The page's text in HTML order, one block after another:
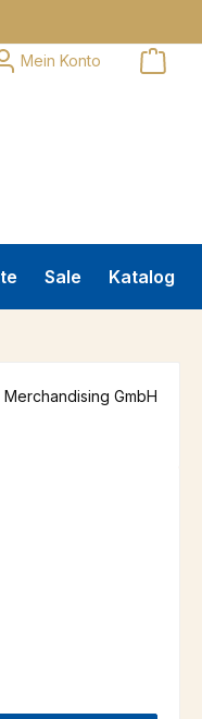
Mein Konto
Sale Katalog
Merchandising GmbH